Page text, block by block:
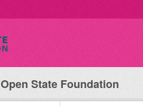
Open State Foundation